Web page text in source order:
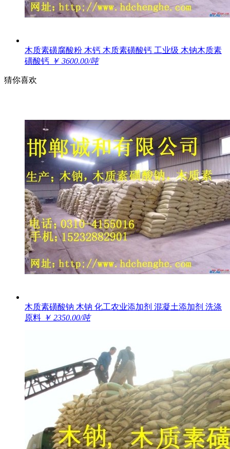
木质素磺腐酸粉 木钙 木质素磺酸钙 工业级 木钠木质素
磺酸钙 ￥ 3600.00/吨
猜你喜欢
木质素磺酸钠 木钠 化工农业添加剂 混凝土添加剂 洗涤
原料 ￥ 2350.00/吨